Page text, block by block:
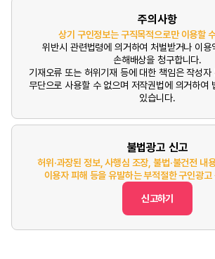
주의사항
상기 구인정보는 구직목적으로만 이용할
위반시 관련법령에 의거하여 처벌받거나 이용
손해배상을 청구합니다.
기재오류 또는 허위기재 등에 대한 책임은 작성자
무단으로 사용할 수 없으며 저작권법에 의거하여
있습니다.
불법광고 신고
허위·과장된 정보, 사행심 조장, 불법·불건전 내
이용자 피해 등을 유발하는 부적절한 구인광
신고하기